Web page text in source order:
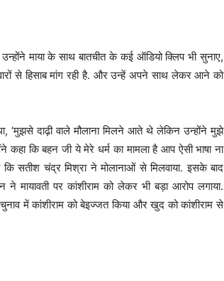
उन्होंने माया के साथ बातचीत के कई ऑडियो क्लिप भी सुनाए,
से हिसाब मांग रही है. और उन्हें अपने साथ लेकर आने को
था, ‘मुझसे दाढ़ी वाले मौलाना मिलने आते थे लेकिन उन्होंने मुझे
कहा कि बहन जी ये मेरे धर्म का मामला है आप ऐसी भाषा ना
सतीश चंद्र मिश्रा ने मोलानाओं से मिलवाया. इसके बाद
मायावती पर कांशीराम को लेकर भी बड़ा आरोप लगाया.
में कांशीराम को बेइज्जत किया और खुद को कांशीराम से